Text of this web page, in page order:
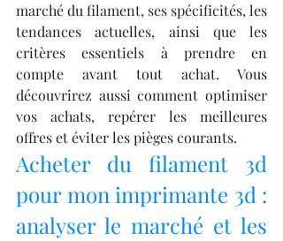
marché du filament, ses spécificités, les
tendances actuelles, ainsi que les
critères essentiels à prendre en
compte avant tout achat. Vous
découvrirez aussi comment optimiser
vos achats, repérer les meilleures
offres et éviter les pièges courants.
Acheter du filament 3d
pour mon imprimante 3d :
analyser le marché et les